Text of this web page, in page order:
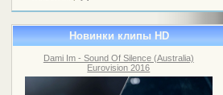
Новинки клипы HD
Dami Im - Sound Of Silence (Australia)
Eurovision 2016